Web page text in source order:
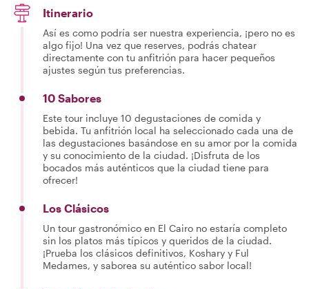
Itinerario
Así es como podría ser nuestra experiencia, ¡pero no es
algo fijo! Una vez que reserves, podrás chatear
directamente con tu anfitrión para hacer pequeños
ajustes según tus preferencias.
10 Sabores
Este tour incluye 10 degustaciones de comida y
bebida. Tu anfitrión local ha seleccionado cada una de
las degustaciones basándose en su amor por la comida
y su conocimiento de la ciudad. ¡Disfruta de los
bocados más auténticos que la ciudad tiene para
ofrecer!
Los Clásicos
Un tour gastronómico en El Cairo no estaría completo
sin los platos más típicos y queridos de la ciudad.
¡Prueba los clásicos definitivos, Koshary y Ful
Medames, y saborea su auténtico sabor local!